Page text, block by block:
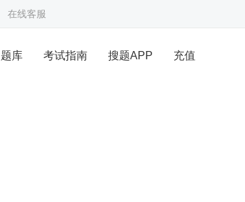
在线客服
题库 考试指南 搜题APP 充值